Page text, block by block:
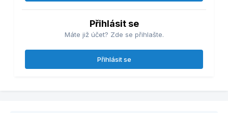
Přihlásit se
Máte již účet? Zde se přihlašte.
Přihlásit se